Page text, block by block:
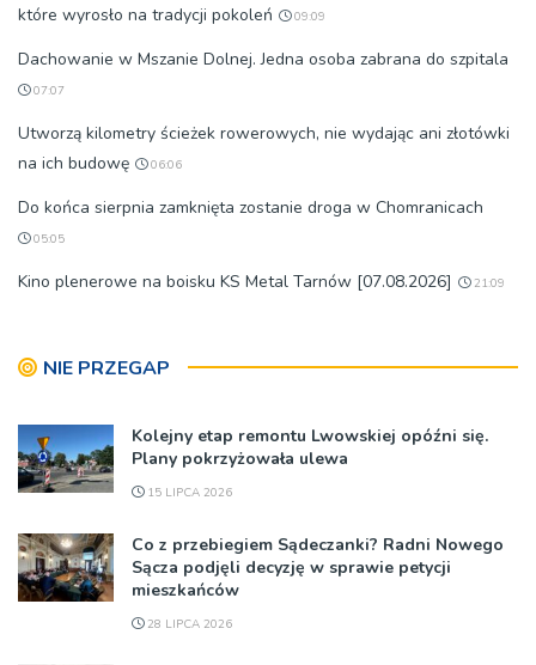
które wyrosło na tradycji pokoleń
09:09
Dachowanie w Mszanie Dolnej. Jedna osoba zabrana do szpitala
07:07
Utworzą kilometry ścieżek rowerowych, nie wydając ani złotówki
na ich budowę
06:06
Do końca sierpnia zamknięta zostanie droga w Chomranicach
05:05
Kino plenerowe na boisku KS Metal Tarnów [07.08.2026] 21:09
NIE PRZEGAP
Kolejny etap remontu Lwowskiej opóźni się.
Plany pokrzyżowała ulewa
15 LIPCA 2026
Co z przebiegiem Sądeczanki? Radni Nowego
Sącza podjęli decyzję w sprawie petycji
mieszkańców
28 LIPCA 2026